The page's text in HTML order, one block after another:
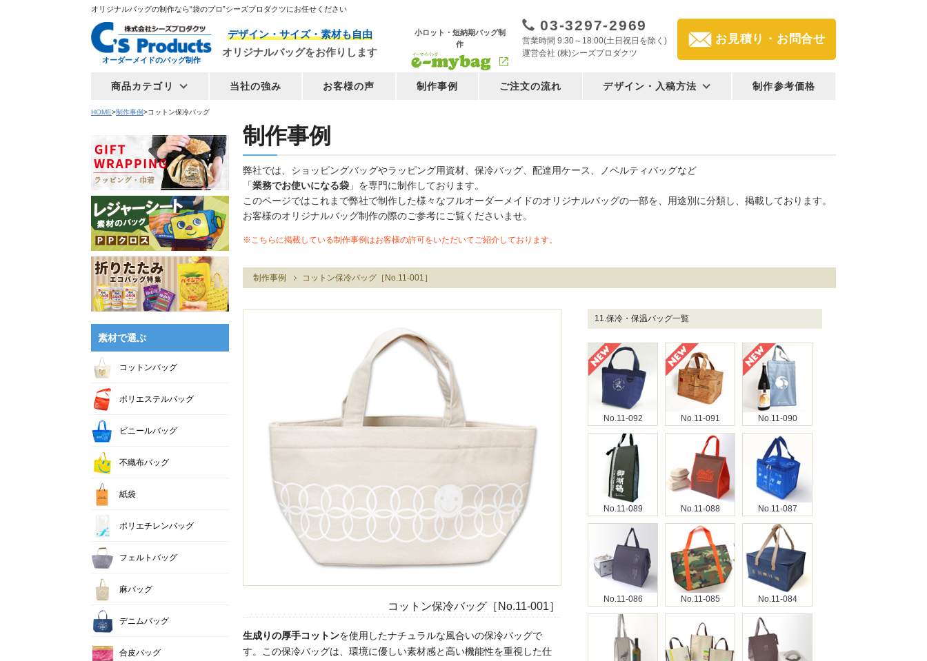
オリジナルバッグの制作なら“袋のプロ”シーズプロダクツにお任せください
オーダーメイドのバッグ制作
デザイン・サイズ・素材も自由
オリジナルバッグをお作りします
小ロット・短納期バッグ制
作
03-3297-2969
営業時間 9:30～18:00(土日祝日を除く)
運営会社 (株)シーズプロダクツ
お見積り・お問合せ
商品カテゴリ 当社の強み お客様の声 制作事例 ご注文の流れ デザイン・入稿方法 制作参考価格
HOME 制作事例 コットン保冷バッグ
制作事例
弊社では、ショッピングバッグやラッピング用資材、保冷バッグ、配達用ケース、ノベルティバッグなど
「業務でお使いになる袋 」を専門に制作しております。
このページではこれまで弊社で制作した様々なフルオーダーメイドのオリジナルバッグの一部を、用途別に分類し、掲載しております。
お客様のオリジナルバッグ制作の際のご参考にご覧くださいませ。
※こちらに掲載している制作事例はお客様の許可をいただいてご紹介しております。
制作事例 コットン保冷バッグ［No.11-001］
コットン保冷バッグ［No.11-001］
生成りの厚手コットンを使用したナチュラルな風合いの保冷バッグで
す。この保冷バッグは、環境に優しい素材感と高い機能性を重視した仕
11.保冷・保温バッグ一覧
No.11-092 No.11-091 No.11-090
No.11-089 No.11-088 No.11-087
No.11-086 No.11-085 No.11-084
素材で選ぶ
コットンバッグ
ポリエステルバッグ
ビニールバッグ
不織布バッグ
紙袋
ポリエチレンバッグ
フェルトバッグ
麻バッグ
デニムバッグ
合皮バッグ